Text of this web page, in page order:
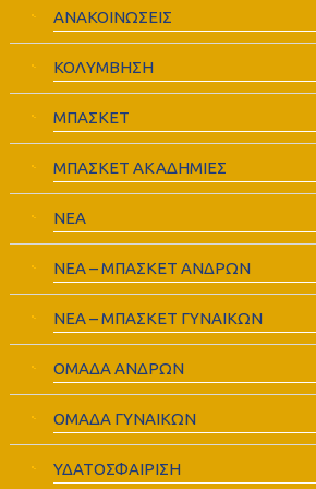
ΑΝΑΚΟΙΝΩΣΕΙΣ
ΚΟΛΥΜΒΗΣΗ
ΜΠΑΣΚΕΤ
ΜΠΑΣΚΕΤ ΑΚΑΔΗΜΙΕΣ
ΝΕΑ
ΝΕΑ – ΜΠΑΣΚΕΤ ΑΝΔΡΩΝ
ΝΕΑ – ΜΠΑΣΚΕΤ ΓΥΝΑΙΚΩΝ
ΟΜΑΔΑ ΑΝΔΡΩΝ
ΟΜΑΔΑ ΓΥΝΑΙΚΩΝ
ΥΔΑΤΟΣΦΑΙΡΙΣΗ